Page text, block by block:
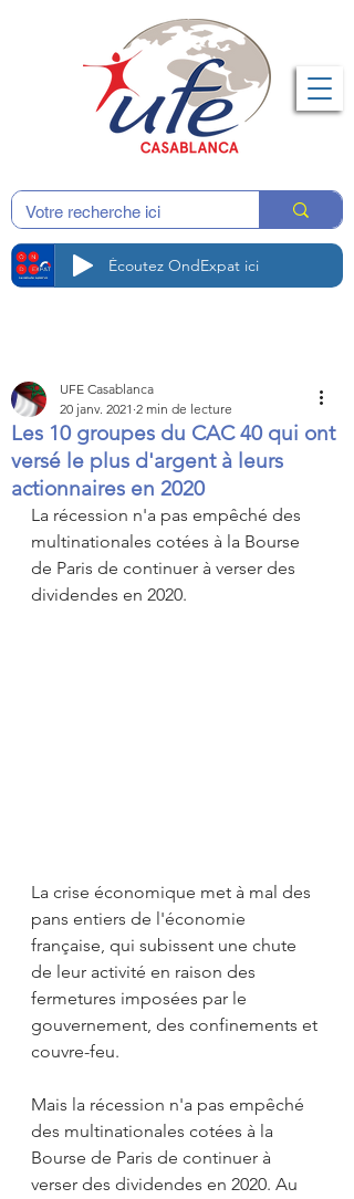
Écoutez OndExpat ici
Les 10 groupes du CAC 40 qui ont
versé le plus d'argent à leurs
actionnaires en 2020
UFE Casablanca
20 janv. 2021 2 min de lecture
La récession n'a pas empêché des
multinationales cotées à la Bourse
de Paris de continuer à verser des
dividendes en 2020.
La crise économique met à mal des
pans entiers de l'économie
française, qui subissent une chute
de leur activité en raison des
fermetures imposées par le
gouvernement, des confinements et
couvre-feu.
Mais la récession n'a pas empêché
des multinationales cotées à la
Bourse de Paris de continuer à
verser des dividendes en 2020. Au